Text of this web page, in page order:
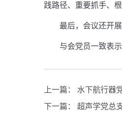
践路径、重要抓手、
最后，会议还开
与会党员一致表
上一篇：
水下航行器
下一篇：
超声学党总